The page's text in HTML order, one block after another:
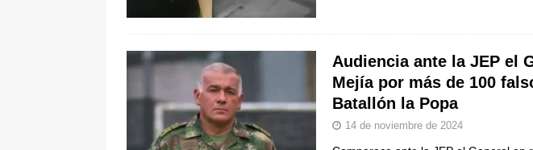
pone bajo la lupa a nuevo proveedor vinculado al entramado empresarial
De La Espriella en la Arena USC LO ÚLTIMO
Audiencia ante la JEP el
Mejía por más de 100
Batallón la Popa
14 de noviembre de 2024